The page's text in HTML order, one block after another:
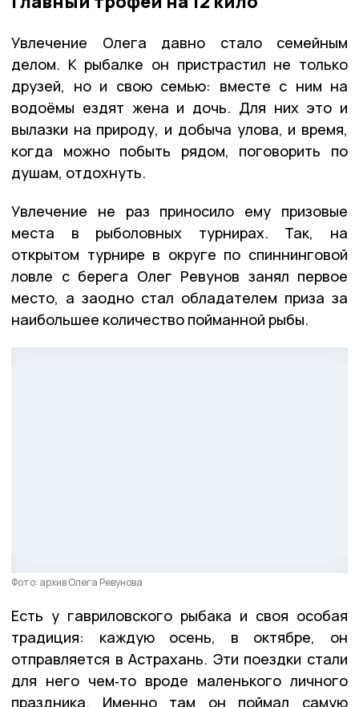
Увлечение Олега давно стало семейным
делом. К рыбалке он пристрастил не только
друзей, но и свою семью: вместе с ним на
водоёмы ездят жена и дочь. Для них это и
вылазки на природу, и добыча улова, и время,
когда можно побыть рядом, поговорить по
душам, отдохнуть.
Увлечение не раз приносило ему призовые
места в рыболовных турнирах. Так, на
открытом турнире в округе по спиннинговой
ловле с берега Олег Ревунов занял первое
место, а заодно стал обладателем приза за
наибольшее количество пойманной рыбы.
Фото: архив Олега Ревунова
Есть у гавриловского рыбака и своя особая
традиция: каждую осень, в октябре, он
отправляется в Астрахань. Эти поездки стали
для него чем‑то вроде маленького личного
праздника. Именно там он поймал самую